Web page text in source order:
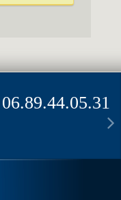
06.89.44.05.31